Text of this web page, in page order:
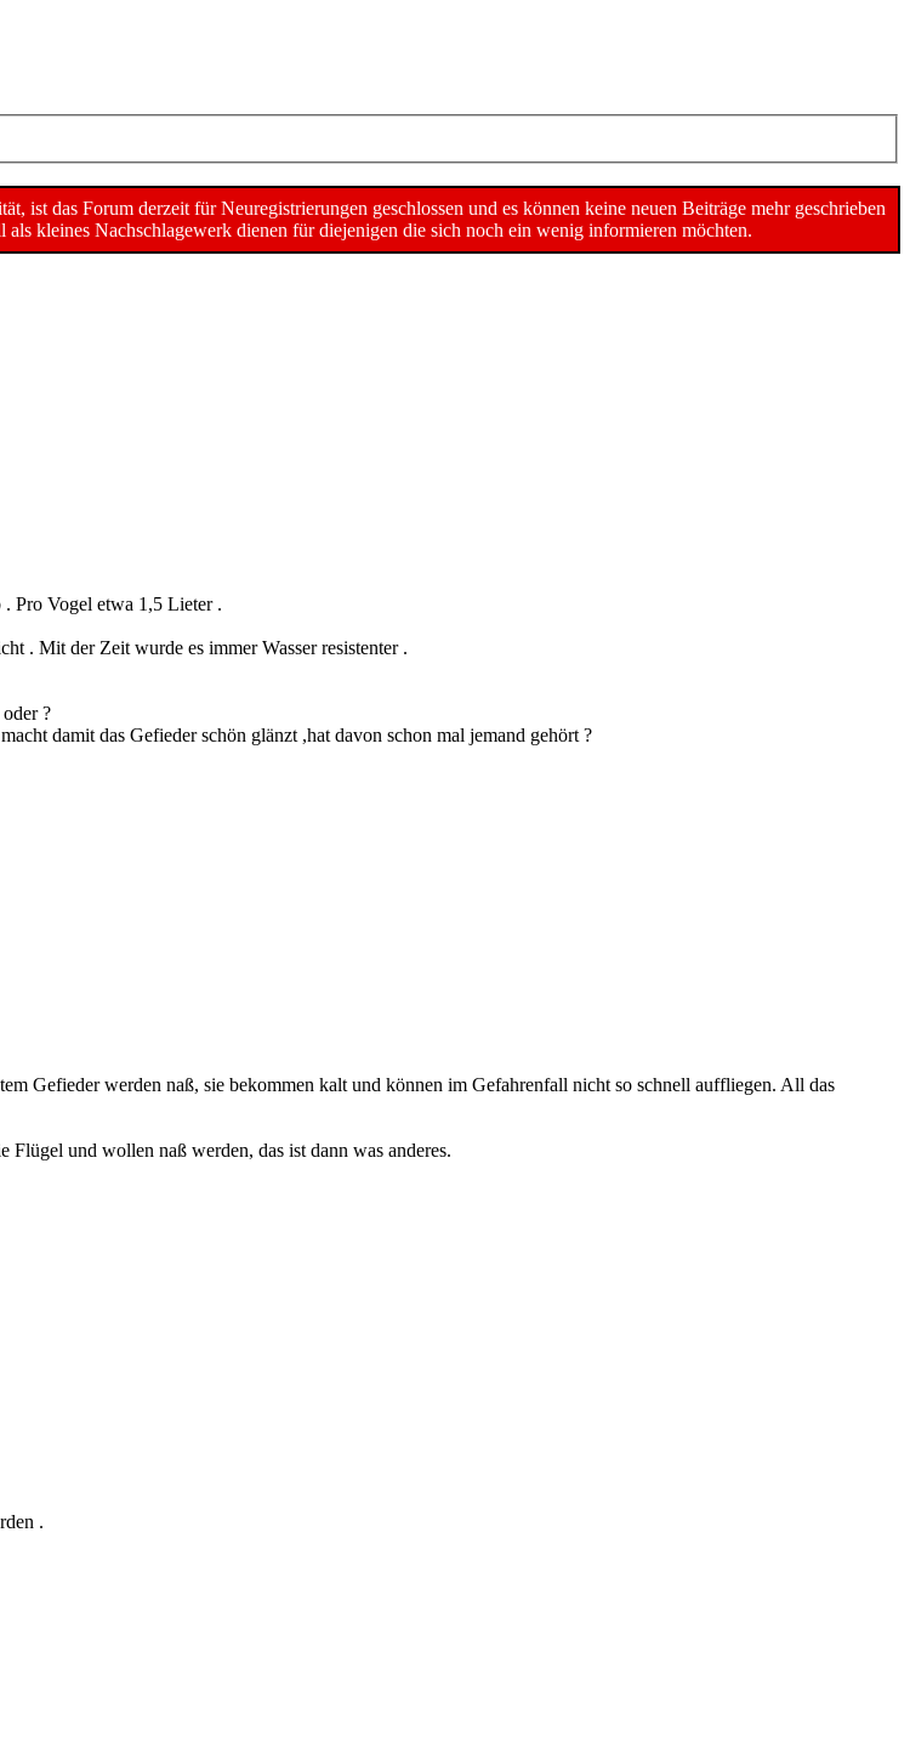
das Forum derzeit für Neuregistrierungen geschlossen und es können keine neuen Beiträge mehr geschrieben
kleines Nachschlagewerk dienen für diejenigen die sich noch ein wenig informieren möchten.
Pro Vogel etwa 1,5 Lieter .
. Mit der Zeit wurde es immer Wasser resistenter .
?
damit das Gefieder schön glänzt ,hat davon schon mal jemand gehört ?
Gefieder werden naß, sie bekommen kalt und können im Gefahrenfall nicht so schnell auffliegen. All das
Flügel und wollen naß werden, das ist dann was anderes.
.